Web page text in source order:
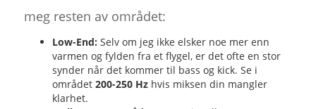
meg resten av området:
Low-End: Selv om jeg ikke elsker noe mer enn
varmen og fylden fra et flygel, er det ofte en stor
synder når det kommer til bass og kick. Se i
området 200-250 Hzhvis miksen din mangler
klarhet.